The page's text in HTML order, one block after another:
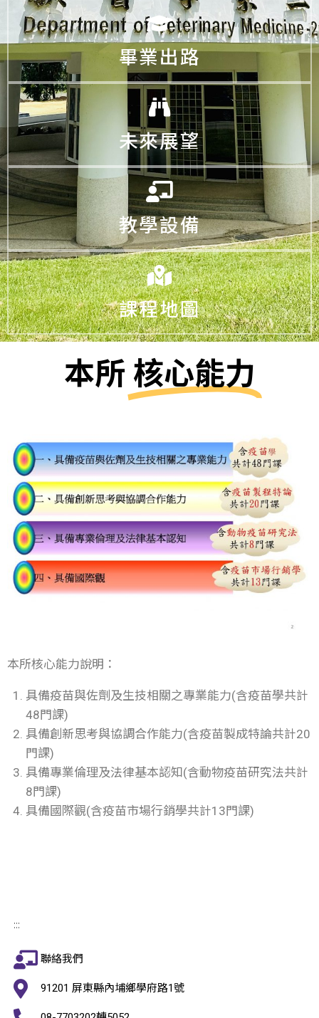
畢業出路
未來展望
教學設備
課程地圖
本所 核心能力
本所核心能力說明：
具備疫苗與佐劑及生技相關之專業能力(含疫苗學共計
48門課)
具備創新思考與協調合作能力(含疫苗製成特論共計20
門課)
具備專業倫理及法律基本認知(含動物疫苗研究法共計
8門課)
具備國際觀(含疫苗市場行銷學共計13門課)
:::
聯絡我們
91201 屏東縣內埔鄉學府路1號